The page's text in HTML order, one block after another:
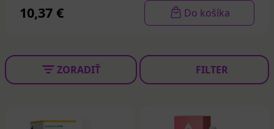
pena). Na podporu sluchu je možné užívať aj
vitamíny.
10,37 € Do košíka
ZORADIŤ FILTER